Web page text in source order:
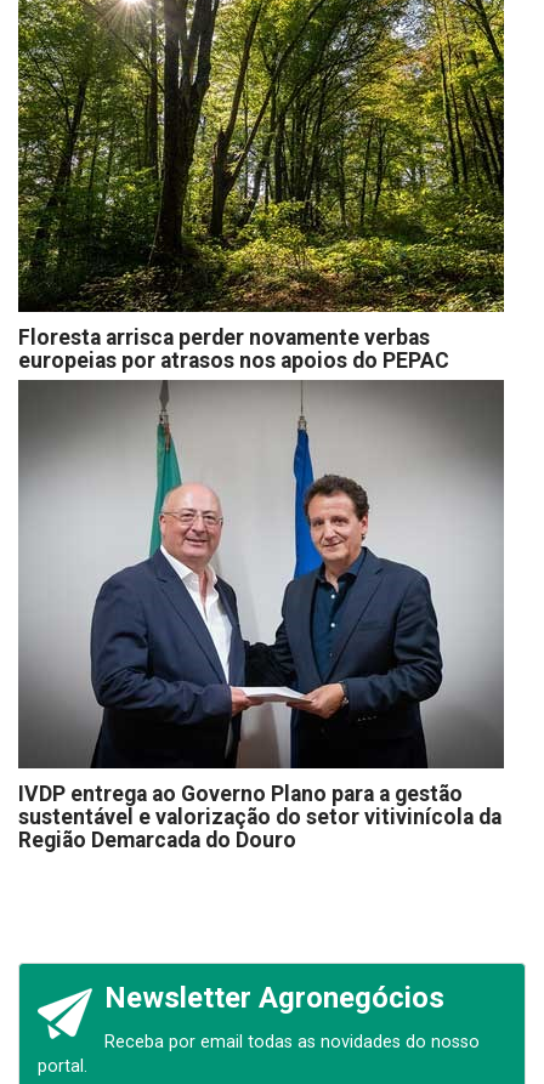
Floresta arrisca perder novamente verbas
europeias por atrasos nos apoios do PEPAC
IVDP entrega ao Governo Plano para a gestão
sustentável e valorização do setor vitivinícola da
Região Demarcada do Douro
Newsletter Agronegócios
Receba por email todas as novidades do nosso
portal.